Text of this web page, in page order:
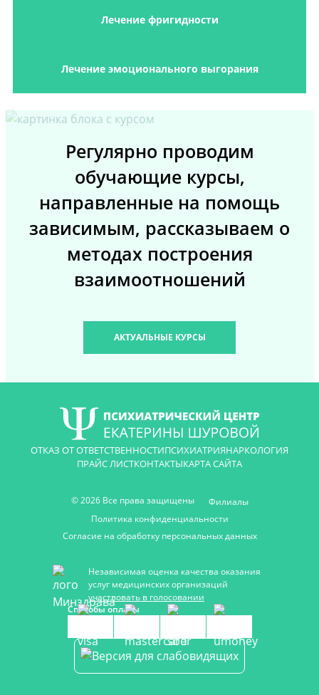
Лечение фригидности
Лечение эмоционального выгорания
Регулярно проводим
обучающие курсы,
направленные на помощь
зависимым, рассказываем о
методах построения
взаимоотношений
АКТУАЛЬНЫЕ КУРСЫ
ОТКАЗ ОТ ОТВЕТСТВЕННОСТИПСИХИАТРИЯНАРКОЛОГИЯ
ПРАЙС ЛИСТКОНТАКТЫКАРТА САЙТА
© 2026 Все права защищены
Филиалы
Политика конфиденциальности
Согласие на обработку персональных данных
Независимая оценка качества оказания
услуг медицинских организаций
участвовать в голосовании
Способы оплаты